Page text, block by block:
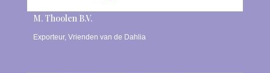
M. Thoolen B.V.
Exporteur, Vrienden van de Dahlia